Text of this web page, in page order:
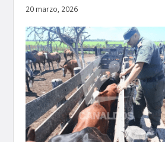
20 marzo, 2026